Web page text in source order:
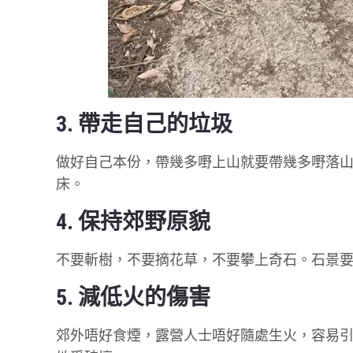
3. 帶走自己的垃圾
做好自己本份，帶幾多嘢上山就要帶幾多嘢落
床。
4. 保持郊野原貌
不要斬樹，不要摘花草，不要攀上奇石。石景
5. 減低火的傷害
郊外唔好食煙，露營人士唔好隨處生火，容易